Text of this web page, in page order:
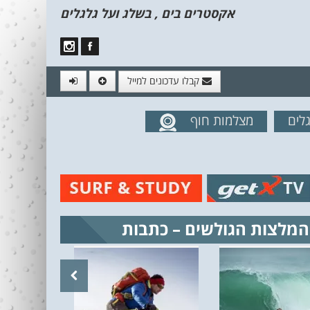
אקסטרים בים , בשלג ועל גלגלים
קבלו עדכונים למייל
מהאתרמצלמות חוף
המלצות הגולשים – כתבות